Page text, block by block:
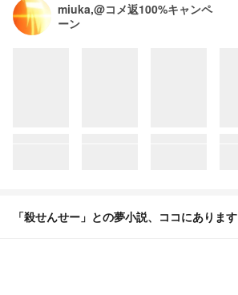
miuka,@コメ返100%キャンペ
ーン
「殺せんせー」との夢小説、ココにあります